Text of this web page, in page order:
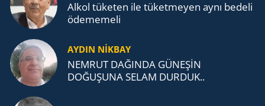
Alkol tü­ke­ten ile tü­ket­me­yen aynı be­de­li
öde­me­me­li
AYDIN NİKBAY
NEMRUT DAĞINDA GÜNEŞİN
DOĞUŞUNA SELAM DURDUK..